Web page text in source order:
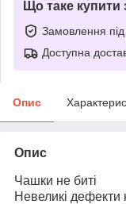
Що таке купити
Замовлення
Доступна
Опис
Опис
Чашки не биті
Невеликі дефекти